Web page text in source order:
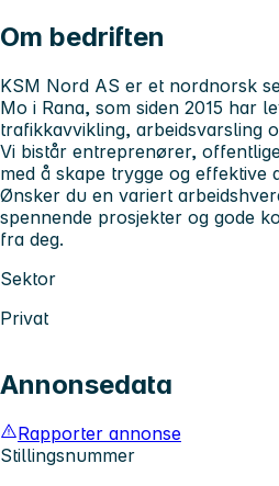
Om bedriften
KSM Nord AS er et nordnorsk
Mo i Rana, som siden 2015 har
trafikkavvikling, arbeidsvarsling
Vi bistår entreprenører,
med å skape trygge og effektive
Ønsker du en variert
spennende prosjekter og gode
fra deg.
Sektor
Privat
Annonsedata
Rapporter annonse
Stillingsnummer